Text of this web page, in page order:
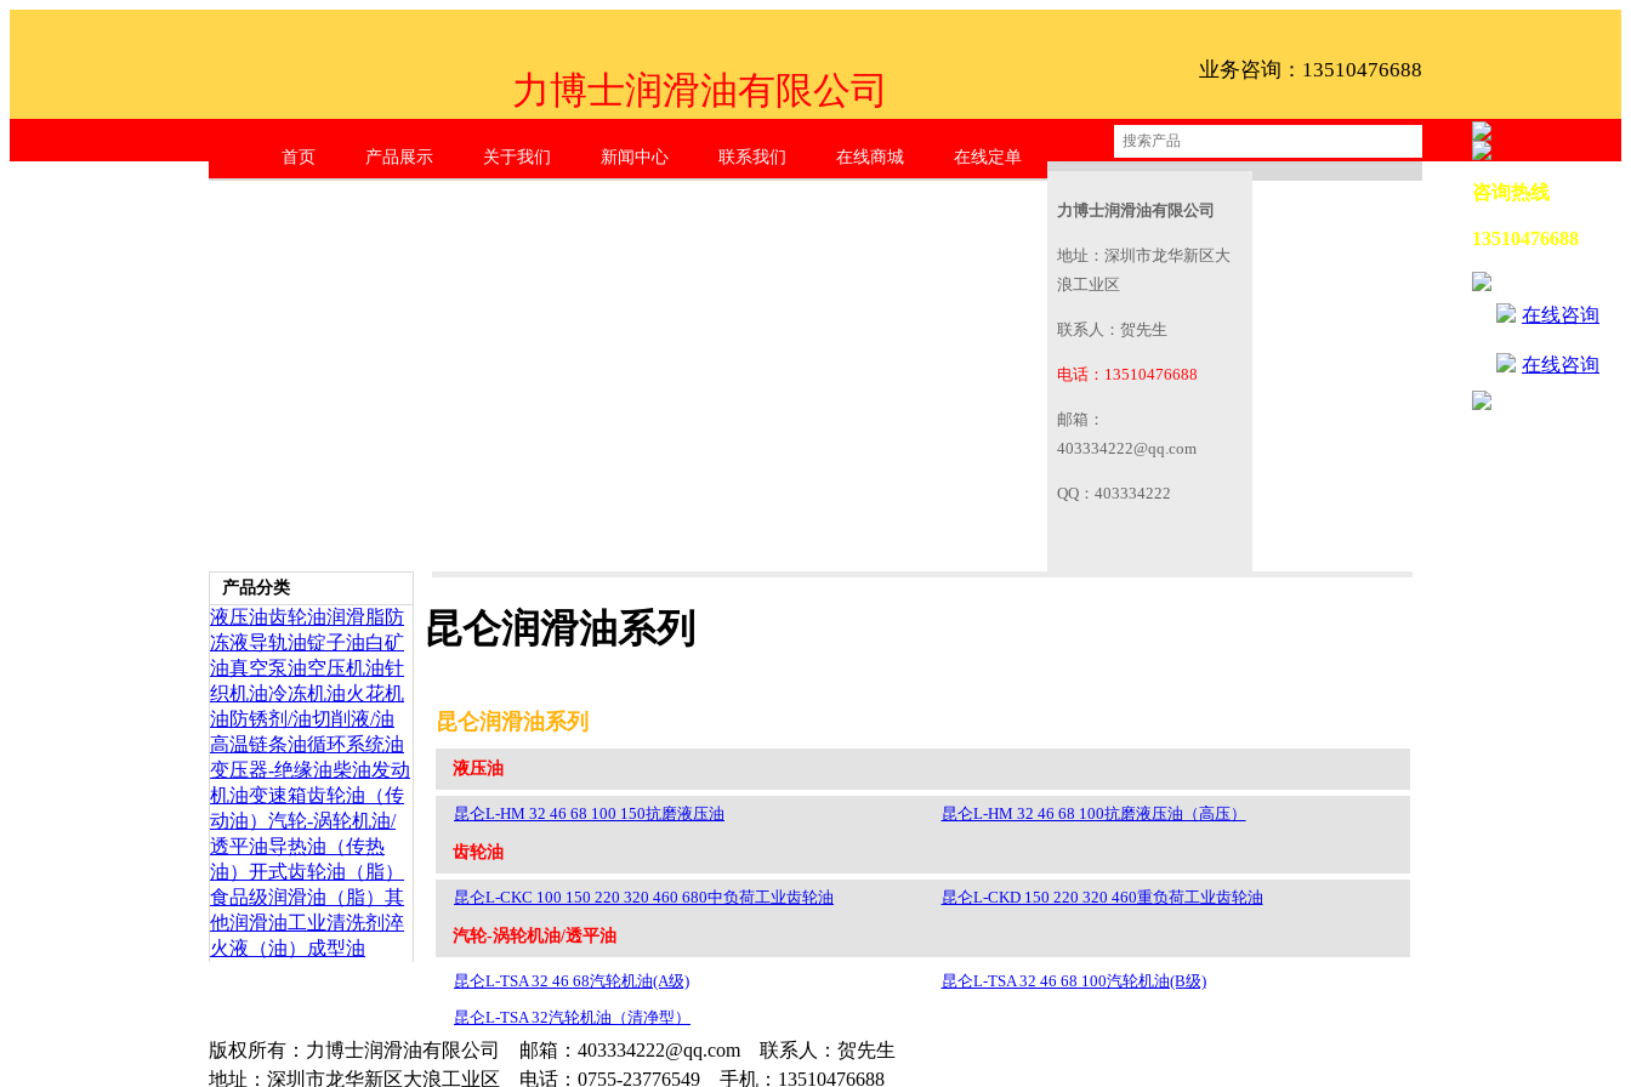
力博士润滑油有限公司
Shenzhen Li Dr. Industrial Co., Ltd.
业务咨询：13510476688
首页 产品展示 关于我们 新闻中心 联系我们 在线商城 在线定单
力博士润滑油有限公司
地址：深圳市龙华新区大
浪工业区
联系人：贺先生
电话：13510476688
邮箱：
403334222@qq.com
QQ：403334222
产品分类
液压油齿轮油润滑脂防
冻液导轨油锭子油白矿
油真空泵油空压机油针
织机油冷冻机油火花机
油防锈剂/油切削液/油
高温链条油循环系统油
变压器-绝缘油柴油发动
机油变速箱齿轮油（传
动油） 汽轮-涡轮机油/
透平油导热油（传热
油） 开式齿轮油（脂）
食品级润滑油（脂） 其
他润滑油工业清洗剂 淬
火液（油）
成型油
昆仑润滑油系列
昆仑润滑油系列
液压油
昆仑L-HM 32 46 68 100 150抗磨液压油 昆仑L-HM 32 46 68 100抗磨液压油（高压）
齿轮油
昆仑L-CKC 100 150 220 320 460 680中负荷工业齿轮油 昆仑L-CKD 150 220 320 460重负荷工业齿轮油
汽轮-涡轮机油/透平油
昆仑L-TSA 32 46 68汽轮机油(A级)
昆仑L-TSA 32 46 68 100汽轮机油(B级)
昆仑L-TSA 32汽轮机油（清净型）
版权所有：力博士润滑油有限公司 邮箱：403334222@qq.com 联系人：贺先生
地址：深圳市龙华新区大浪工业区 电话：0755-23776549 手机：13510476688
咨询热线
13510476688
在线咨询
在线咨询